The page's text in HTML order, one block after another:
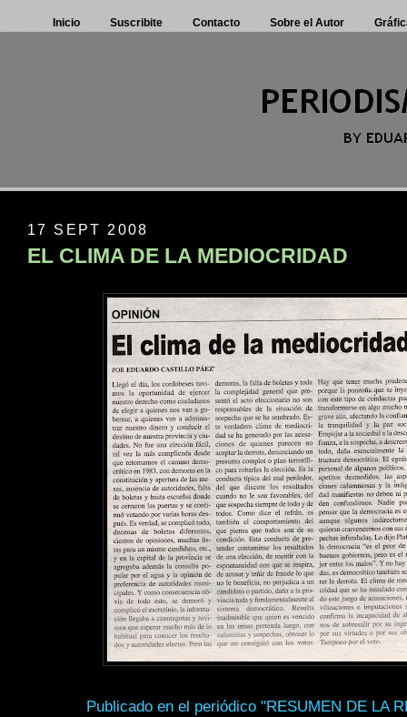
Inicio Suscribite Contacto Sobre el Autor
17 SEPT 2008
EL CLIMA DE LA MEDIOCRIDAD
Publicado en el periódico "RESUMEN DE LA